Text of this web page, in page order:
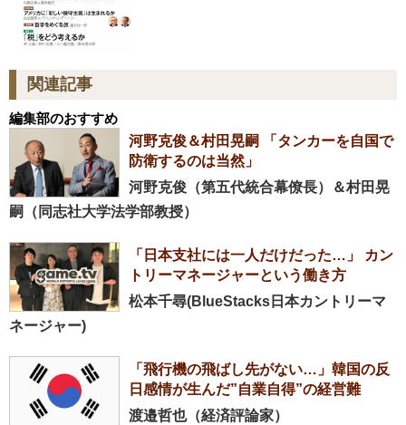
関連記事
編集部のおすすめ
河野克俊＆村田晃嗣 「タンカーを自国で
防衛するのは当然」
河野克俊（第五代統合幕僚長）＆村田晃
嗣（同志社大学法学部教授）
「日本支社には一人だけだった…」 カン
トリーマネージャーという働き方
松本千尋(BlueStacks日本カントリーマ
ネージャー)
「飛行機の飛ばし先がない…」韓国の反
日感情が生んだ”自業自得”の経営難
渡邉哲也（経済評論家）